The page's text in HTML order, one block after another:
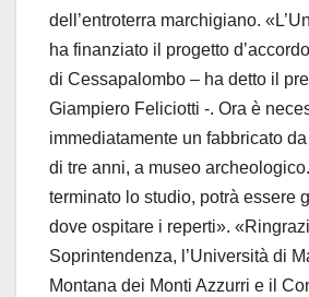
dell’entroterra marchigiano.
ha finanziato il progetto
di Cessapalombo – ha detto il
Giampiero Feliciotti -. Ora è
immediatamente un fabbricato
di tre anni, a museo
terminato lo studio, potrà essere
dove ospitare i reperti».
Soprintendenza, l’Università di
Montana dei Monti Azzurri e il